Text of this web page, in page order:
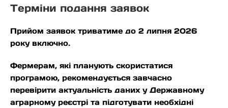
Терміни подання заявок
Прийом заявок триватиме до 2 липня 2026
року включно.
Фермерам, які планують скористатися
програмою, рекомендується завчасно
перевірити актуальність даних у Державному
аграрному реєстрі та підготувати необхідні